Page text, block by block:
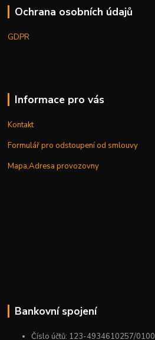
Ochrana osobních údajů
GDPR
Informace pro vás
Kontakt
Formulář pro odstoupení od smlouvy
Mapa,Adresa provozovny
Bankovní spojení
Číslo účtů: 123-4934610257/0100